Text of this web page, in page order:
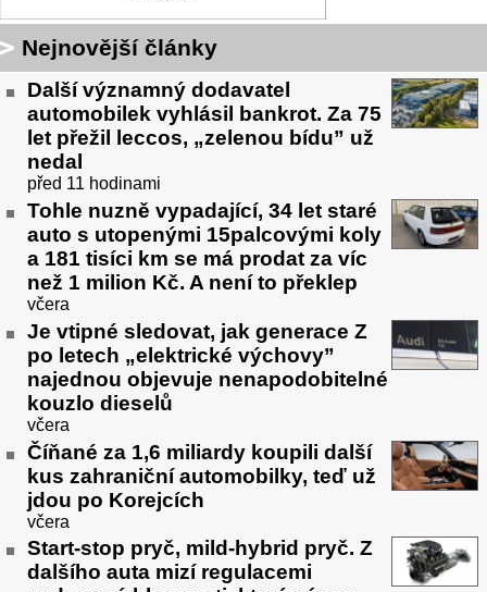
Nejnovější články
Další významný dodavatel
automobilek vyhlásil bankrot. Za 75
let přežil leccos, „zelenou bídu” už
nedal
před 11 hodinami
Tohle nuzně vypadající, 34 let staré
auto s utopenými 15palcovými koly
a 181 tisíci km se má prodat za víc
než 1 milion Kč. A není to překlep
včera
Je vtipné sledovat, jak generace Z
po letech „elektrické výchovy”
najednou objevuje nenapodobitelné
kouzlo dieselů
včera
Číňané za 1,6 miliardy koupili další
kus zahraniční automobilky, teď už
jdou po Korejcích
včera
Start-stop pryč, mild-hybrid pryč. Z
dalšího auta mizí regulacemi